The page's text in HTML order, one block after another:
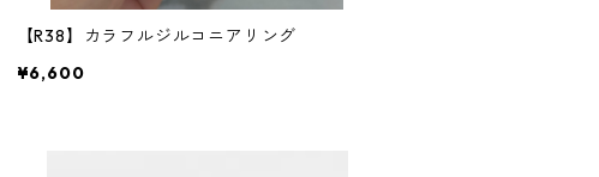
【R38】カラフルジルコニアリング
¥6,600